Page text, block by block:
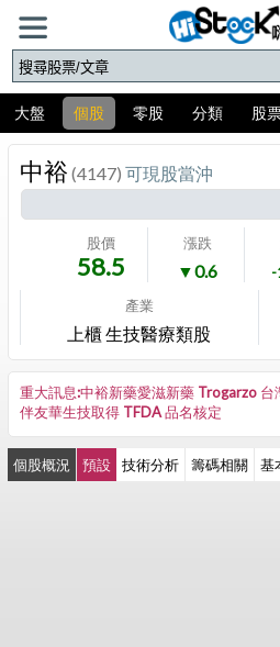
大盤 個股 零股 分類 股
中裕 (4147) 可現股當沖
股價
58.5
漲跌
▼0.6
-
產業
上櫃 生技醫療類股
重大訊息:中裕新藥愛滋新藥 Trogarzo
伴友華生技取得 TFDA 品名核定
個股概況 預設 技術分析 籌碼相關 基